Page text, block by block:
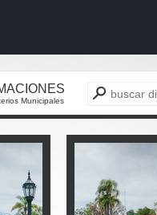
Municipales